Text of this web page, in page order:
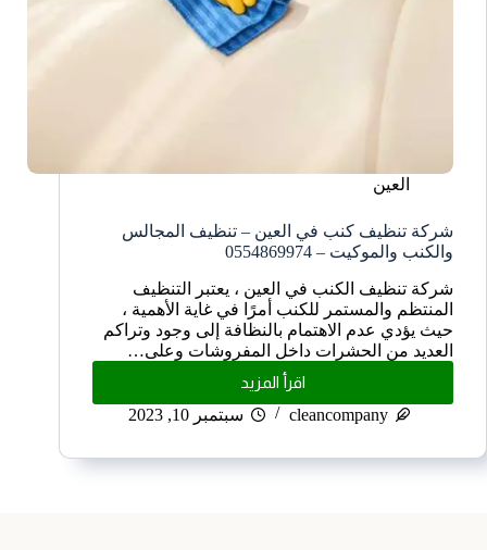
العين
شركة تنظيف كنب في العين – تنظيف المجالس
والكنب والموكيت – 0554869974
شركة تنظيف الكنب في العين ، يعتبر التنظيف
المنتظم والمستمر للكنب أمرًا في غاية الأهمية ،
حيث يؤدي عدم الاهتمام بالنظافة إلى وجود وتراكم
العديد من الحشرات داخل المفروشات وعلى…
اقرأ المزيد
cleancompany
سبتمبر 10, 2023